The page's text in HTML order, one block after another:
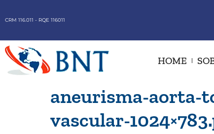
CRM 116.011 - RQE 116011
HOME
aneurisma-aorta-
vascular-